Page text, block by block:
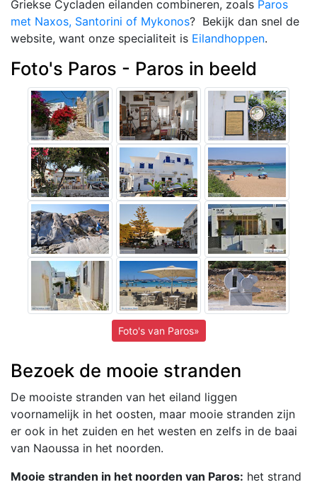
Griekse Cycladen eilanden combineren, zoals Paros
met Naxos, Santorini of Mykonos? Bekijk dan snel de
website, want onze specialiteit is Eilandhoppen.
Foto's Paros - Paros in beeld
Foto's van Paros»
Bezoek de mooie stranden
De mooiste stranden van het eiland liggen
voornamelijk in het oosten, maar mooie stranden zijn
er ook in het zuiden en het westen en zelfs in de baai
van Naoussa in het noorden.
Mooie stranden in het noorden van Paros: het strand